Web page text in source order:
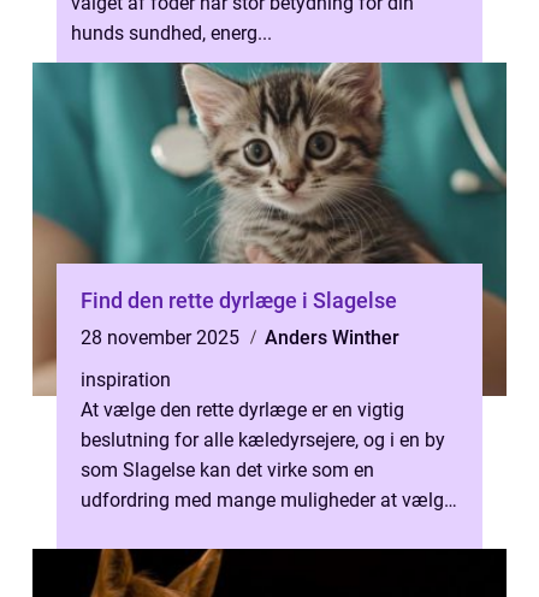
hunds sundhed, energ...
Find den rette dyrlæge i Slagelse
28 november 2025
Anders Winther
inspiration
At vælge den rette dyrlæge er en vigtig
beslutning for alle kæledyrsejere, og i en by
som Slagelse kan det virke som en
udfordring med mange muligheder at vælge